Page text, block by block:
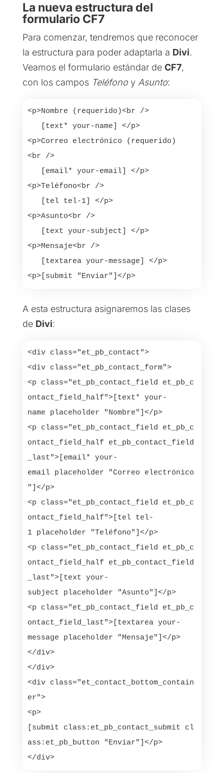
La nueva estructura del
formulario CF7
Para comenzar, tendremos que reconocer
la estructura para poder adaptarla a Divi.
Veamos el formulario estándar de CF7,
con los campos Teléfonoy Asunto:
<p>Nombre (requerido)<br />
[text* your-name] </p>
<p>Correo electrónico (requerido)
<br />
[email* your-email] </p>
<p>Teléfono<br />
[tel tel-1] </p>
<p>Asunto<br />
[text your-subject] </p>
<p>Mensaje<br />
[textarea your-message] </p>
<p>[submit "Enviar"]</p>
A esta estructura asignaremos las clases
de Divi:
<div class="et_pb_contact">
<div class="et_pb_contact_form">
<p class="et_pb_contact_field et_pb_c
ontact_field_half">[text* your-
name placeholder "Nombre"]</p>
<p class="et_pb_contact_field et_pb_c
ontact_field_half et_pb_contact_field
_last">[email* your-
email placeholder "Correo electrónico
"]</p>
<p class="et_pb_contact_field et_pb_c
ontact_field_half">[tel tel-
1 placeholder "Teléfono"]</p>
<p class="et_pb_contact_field et_pb_c
ontact_field_half et_pb_contact_field
_last">[text your-
subject placeholder "Asunto"]</p>
<p class="et_pb_contact_field et_pb_c
ontact_field_last">[textarea your-
message placeholder "Mensaje"]</p>
</div>
</div>
<div class="et_contact_bottom_contain
er">
<p>
[submit class:et_pb_contact_submit cl
ass:et_pb_button "Enviar"]</p>
</div>